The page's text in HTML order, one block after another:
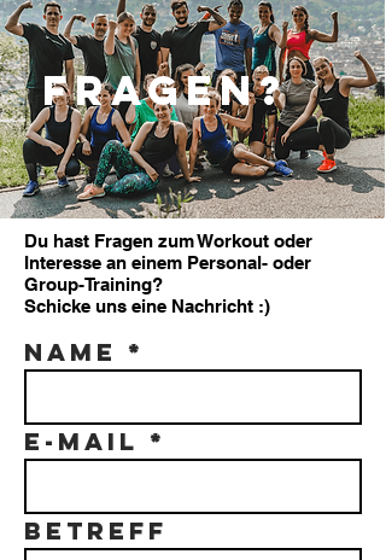
fragen?
Du hast Fragen zum Workout oder
Interesse an einem Personal- oder
Group-Training?
Schicke uns eine Nachricht :)
Name
E-Mail
Betreff